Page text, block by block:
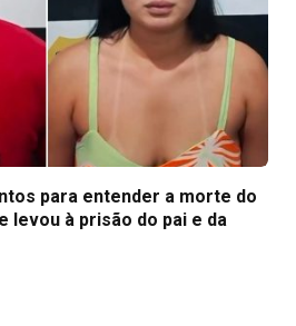
para entender a morte do
levou à prisão do pai e da